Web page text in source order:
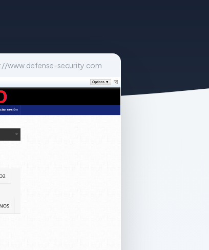
www.defense-security.com